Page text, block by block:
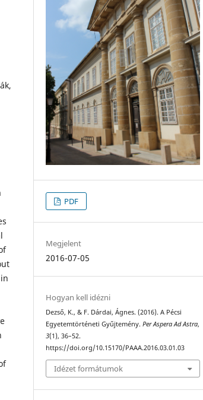
PDF
Megjelent
2016-07-05
Hogyan kell idézni
Dezső, K., & F. Dárdai, Ágnes. (2016). A Pécsi
Egyetemtörténeti Gyűjtemény.Per Aspera Ad Astra,
3(1), 36–52.
https://doi.org/10.15170/PAAA.2016.03.01.03
Idézet formátumok